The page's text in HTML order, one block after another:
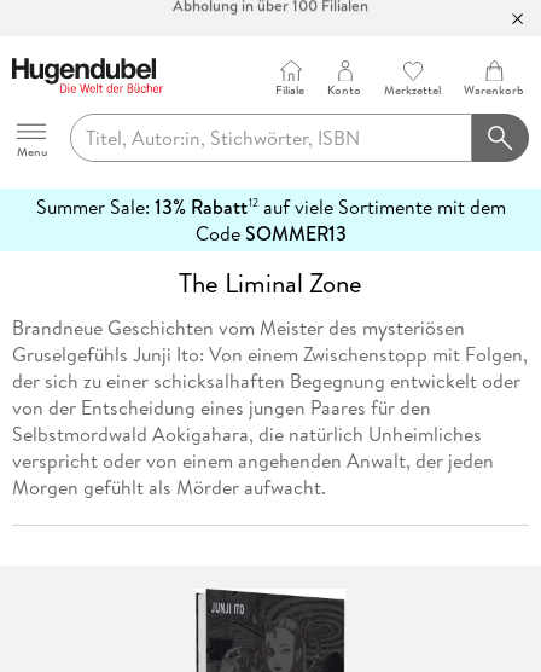
100 Tage Rückgaberecht***
Hugendubel
Menu
Filiale Konto Merkzettel Warenkorb
Summer Sale: 13% Rabatt12auf viele Sortimente mit dem
CodeSOMMER13
erfahren
The Liminal Zone
Brandneue Geschichten vom Meister des mysteriösen
Gruselgefühls Junji Ito: Von einem Zwischenstopp mit Folgen,
der sich zu einer schicksalhaften Begegnung entwickelt oder
von der Entscheidung eines jungen Paares für den
Selbstmordwald Aokigahara, die natürlich Unheimliches
verspricht oder von einem angehenden Anwalt, der jeden
Morgen gefühlt als Mörder aufwacht.